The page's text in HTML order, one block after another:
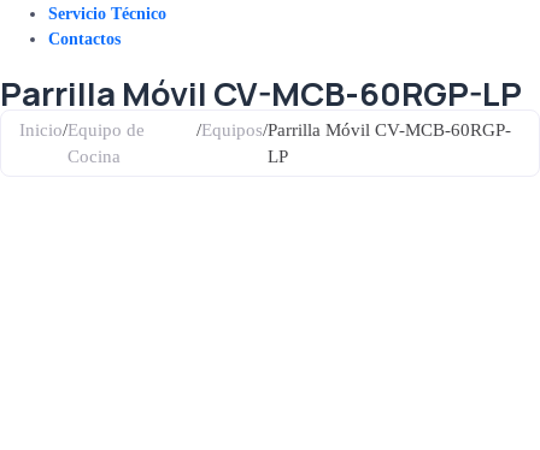
Servicio Técnico
Contactos
Parrilla Móvil CV-MCB-60RGP-LP
Inicio/Equipo de
Cocina
/Equipos/Parrilla Móvil CV-MCB-60RGP-
LP